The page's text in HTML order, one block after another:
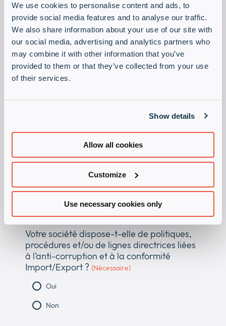
We use cookies to personalise content and ads, to
provide social media features and to analyse our traffic.
We also share information about your use of our site with
our social media, advertising and analytics partners who
may combine it with other information that you’ve
provided to them or that they’ve collected from your use
of their services.
Show details
Allow all cookies
Customize
Use necessary cookies only
Oui
Non
Votre société appartient-elle
complétement ou partiellement à une
entité gouvernementale ?
Votre société possède-t-elle un code de
conduite ou une politique d’éthique?
Oui
Votre société dispose-t-elle de politiques,
procédures et/ou de lignes directrices liées
à l’anti-corruption et à la conformité
Import/Export ? (Nécessaire)
Oui
Non